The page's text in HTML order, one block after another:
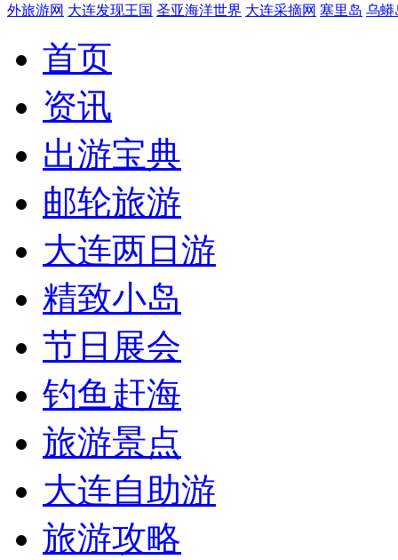
外旅游网 大连发现王国 圣亚海洋世界 大连采摘网 塞里岛 乌蟒
首页
资讯
出游宝典
邮轮旅游
大连两日游
精致小岛
节日展会
钓鱼赶海
旅游景点
大连自助游
旅游攻略